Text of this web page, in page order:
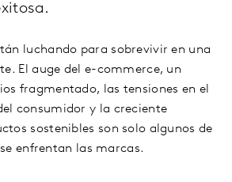
luchando para sobrevivir en una
El auge del e-commerce, un
fragmentado, las tensiones en el
consumidor y la creciente
sostenibles son solo algunos de
enfrentan las marcas.